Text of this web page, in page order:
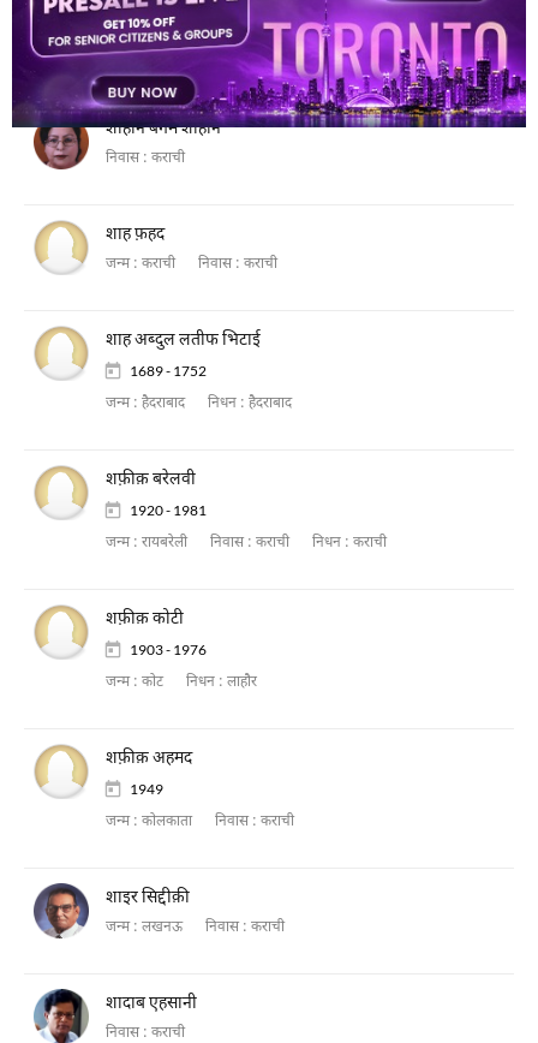
शाहीन काज़मी
जन्म :कराची निवास : कराची
शाहीन बेगम शाहीन
निवास : कराची
शाह फ़हद
जन्म : कराची निवास : कराची
शाह अब्दुल लतीफ भिटाई
1689 - 1752
जन्म : हैदराबाद निधन : हैदराबाद
शफ़ीक़ बरेलवी
1920 - 1981
जन्म : रायबरेली निवास : कराची निधन : कराची
शफ़ीक़ कोटी
1903 - 1976
जन्म : कोट निधन : लाहौर
शफ़ीक़ अहमद
1949
जन्म : कोलकाता निवास : कराची
शाइर सिद्दीक़ी
जन्म : लखनऊ निवास : कराची
शादाब एहसानी
निवास : कराची